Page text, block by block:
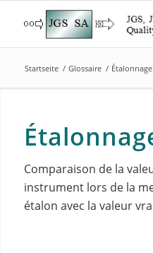
Startseite / Glossaire / Étalonnage
Comparaison de la
instrument lors de la
étalon avec la valeur